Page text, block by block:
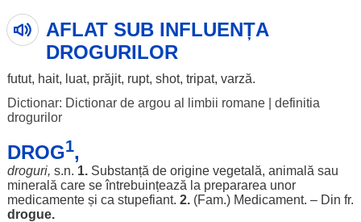
AFLAT SUB INFLUENȚA
DROGURILOR
futut, hait, luat, prăjit, rupt, shot, tripat, varză.
Dictionar: Dictionar de argou al limbii romane| definitia
drogurilor
DROG1,
droguri, s.n. 1. Substanță de origine vegetală, animală sau
minerală care seîntrebuințează la prepararea unor
medicamenteși ca stupefiant. 2.(Fam.) Medicament. – Din fr.
drogue.